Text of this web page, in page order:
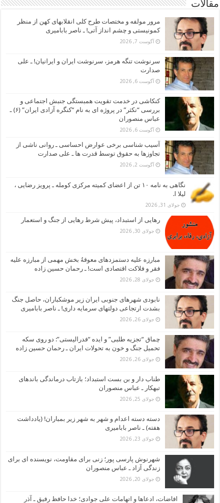
مقالات
مرور مولفه و مختصات طرح کلی انقلابهای کهن از منظر
کمونیستی و چشم انداز آتی! ـ ناصر بابامیری
آگوست 7, 2026
سرنوشت تنگه هرمز، سرنوشت ایران و ایرانیان! ـ علی
صدارت
آگوست 6, 2026
کنکاشی در خدمت تقویت همبستگی جنبش اجتماعی و
بررسی “نکثر” در پروژه ای به نام “کنگره آزادی ایران” (۶) ـ
عباس منصوران
آگوست 6, 2026
آسیب شناسی برخی عوارض احساسی ـ روانی ناشی از
تجاوزها به حقوق توسط قدرت ها ـ علی صدارت
آگوست 2, 2026
نگاهی به نامه ۱۰ تن از اعضای کمیته مرکزی کومله ـ پرویز رضایی ،
لیلا ا.
جولای 31, 2026
رهایی از استبداد، پیش شرط رهایی از جنگ و استعمار
جولای 30, 2026
مبارزه علیه دستمزدهای معوقهُ بخش مهمی از مبارزه علیه
فقر و فلاکت اقتصادی است! ـ رحمان حسین زاده
جولای 28, 2026
نابودی شهرهای جنوبی ایران زیر موشکباران، حاصل جنگ
بشدت ارتجاعی دولتهای سرمایه داری! ـ ناصر بابامیری
جولای 26, 2026
چماق “تجزیه طلبی” و ایده “فدرالیستی”: دو روی سکه
تحمیل جنگ و خون به تحولات ایران ـ رحمان حسین زاده
جولای 26, 2026
طناب دار و بن بست استبداد؛ بازتاب درماندگی باندهای
تبهکار ـ عباس منصوران
جولای 25, 2026
دسته دسته اعدام و شهر به شهر زیر بمباران! (یادداشت
هفته) ـ ناصر بابامیری
جولای 23, 2026
شهرنوش پارسی پور؛ زنی برای مقاومت، نویسنده ای برای
زندگی آزاد ـ عباس منصوران
جولای 20, 2026
افاضات، ادعاها و اتهامات علی جوادی؛ خدا حافظ رفیق ـ آذر